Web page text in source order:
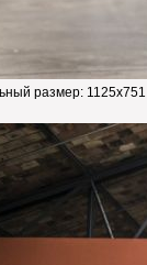
размер: